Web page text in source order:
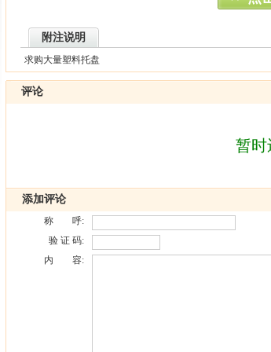
附注说明
求购大量塑料托盘
评论
暂时
添加评论
称 呼:
验 证 码:
内 容: